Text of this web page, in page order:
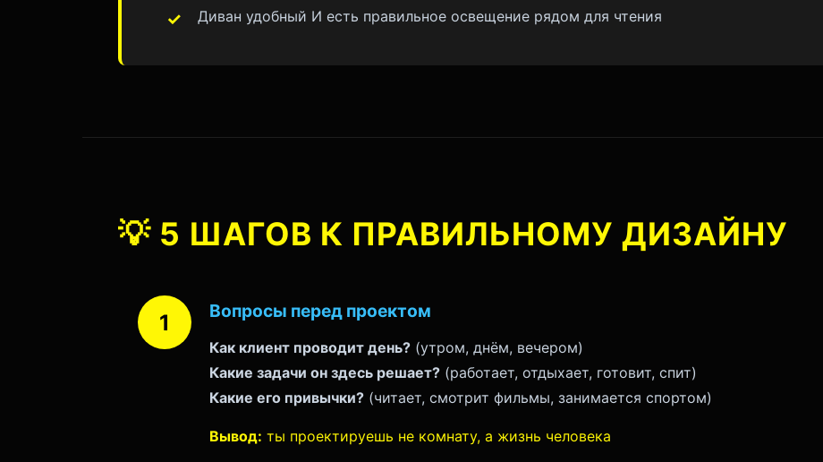
Диван удобный И есть правильное освещение рядом для чтения
💡 5 ШАГОВ К ПРАВИЛЬНОМУ ДИЗАЙНУ
Вопросы перед проектом
Как клиент проводит день? (утром, днём, вечером)
Какие задачи он здесь решает? (работает, отдыхает, готовит, спит)
Какие его привычки? (читает, смотрит фильмы, занимается спортом)
Вывод: ты проектируешь не комнату, а жизнь человека